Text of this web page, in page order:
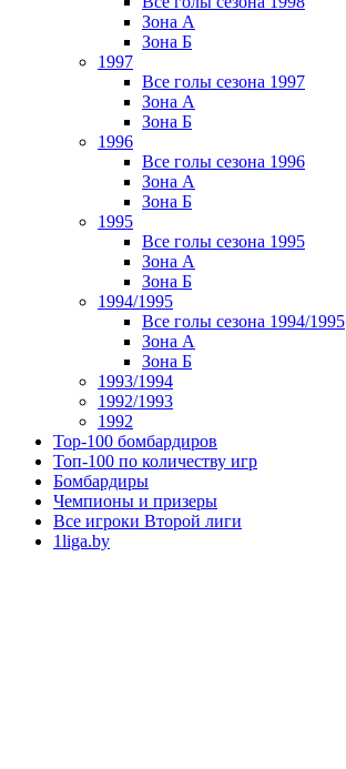
Зона А
Зона Б
1997
Все голы сезона 1997
Зона А
Зона Б
1996
Все голы сезона 1996
Зона А
Зона Б
1995
Все голы сезона 1995
Зона А
Зона Б
1994/1995
Все голы сезона 1994/1995
Зона А
Зона Б
1993/1994
1992/1993
1992
Top-100 бомбардиров
Топ-100 по количеству игр
Бомбардиры
Чемпионы и призеры
Все игроки Второй лиги
1liga.by